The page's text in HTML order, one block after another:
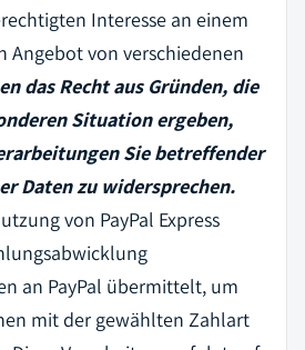
Interesse an einem
von verschiedenen
das Recht aus Gründen, die
Situation ergeben,
Sie betreffender
Daten zu widersprechen.
von PayPal Express
an PayPal übermittelt, um
mit der gewählten Zahlart